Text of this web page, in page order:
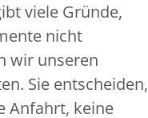
viele Gründe,
nicht
wir unseren
Sie entscheiden,
Anfahrt, keine